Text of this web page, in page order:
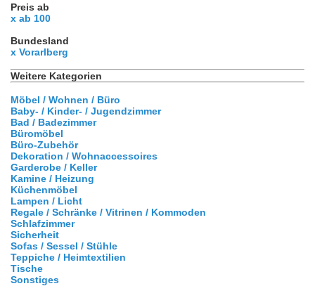
Preis ab
x ab 100
Bundesland
x Vorarlberg
Weitere Kategorien
Möbel / Wohnen / Büro
Baby- / Kinder- / Jugendzimmer
Bad / Badezimmer
Büromöbel
Büro-Zubehör
Dekoration / Wohnaccessoires
Garderobe / Keller
Kamine / Heizung
Küchenmöbel
Lampen / Licht
Regale / Schränke / Vitrinen / Kommoden
Schlafzimmer
Sicherheit
Sofas / Sessel / Stühle
Teppiche / Heimtextilien
Tische
Sonstiges